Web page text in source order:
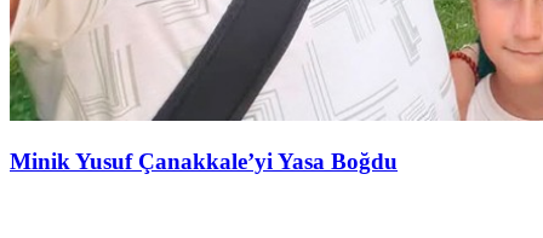
Minik Yusuf Çanakkale’yi Yasa Boğdu